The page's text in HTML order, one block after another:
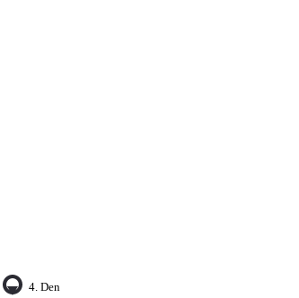
4. Den